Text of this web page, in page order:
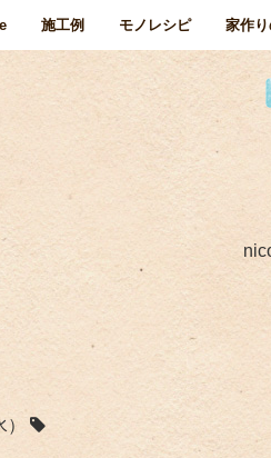
施工例 モノレシピ 家作
）